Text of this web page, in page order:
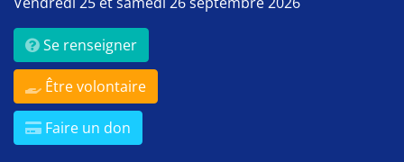
Se renseigner
Être volontaire
Faire un don